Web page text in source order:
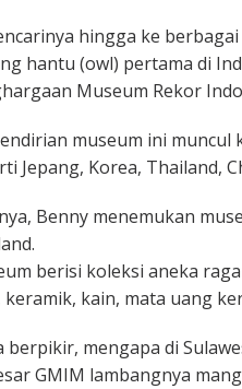
hingga ke
hantu (owl) pertama di
Museum Rekor
museum ini
Jepang, Korea, Thailand,
Benny menemukan
berisi koleksi aneka
keramik, kain, mata uang
berpikir, mengapa di
GMIM lambangnya